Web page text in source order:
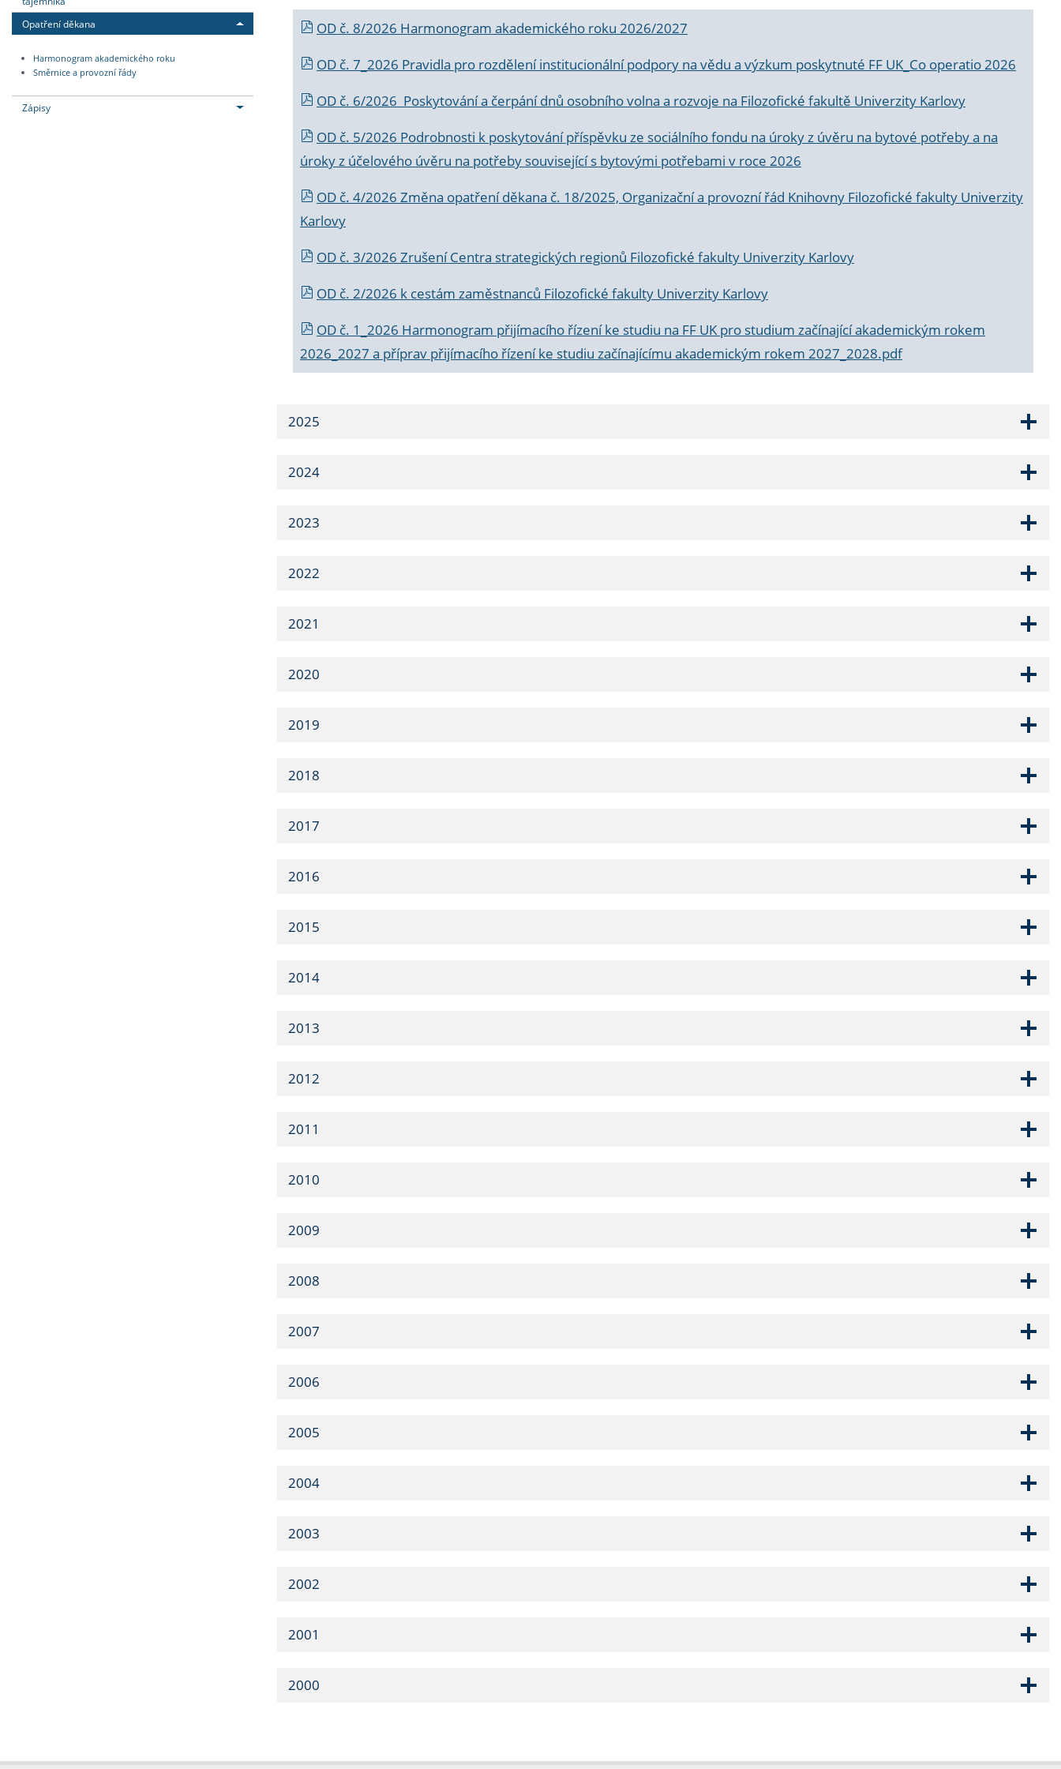
Opatření děkana
Harmonogram akademického roku
Směrnice a provozní řády
Zápisy
OD č. 8/2026 Harmonogram akademického roku 2026/2027
OD č. 7_2026 Pravidla pro rozdělení institucionální podpory na vědu a výzkum poskytnuté FF UK_Co operatio 2026
OD č. 6/2026 Poskytování a čerpání dnů osobního volna a rozvoje na Filozofické fakultě Univerzity Karlovy
OD č. 5/2026 Podrobnosti k poskytování příspěvku ze sociálního fondu na úroky z úvěru na bytové potřeby a na
úroky z účelového úvěru na potřeby související s bytovými potřebami v roce 2026
OD č. 4/2026 Změna opatření děkana č. 18/2025, Organizační a provozní řád Knihovny Filozofické fakulty Univerzity
Karlovy
OD č. 3/2026 Zrušení Centra strategických regionů Filozofické fakulty Univerzity Karlovy
OD č. 2/2026 k cestám zaměstnanců Filozofické fakulty Univerzity Karlovy
OD č. 1_2026 Harmonogram přijímacího řízení ke studiu na FF UK pro studium začínající akademickým rokem
2026_2027 a příprav přijímacího řízení ke studiu začínajícímu akademickým rokem 2027_2028.pdf
2025
2024
2023
2022
2021
2020
2019
2018
2017
2016
2015
2014
2013
2012
2011
2010
2009
2008
2007
2006
2005
2004
2003
2002
2001
2000